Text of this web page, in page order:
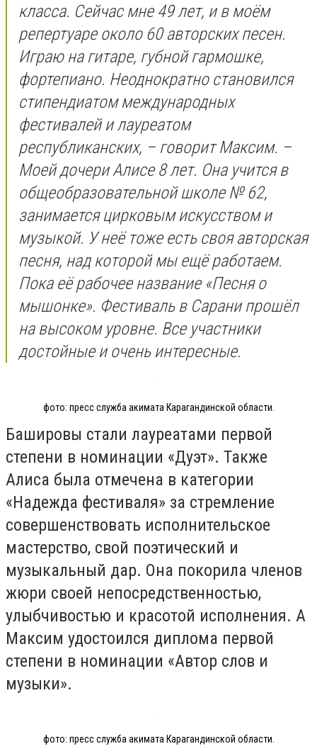
класса. Сейчас мне 49 лет, и в моём
репертуаре около 60 авторских песен.
Играю на гитаре, губной гармошке,
фортепиано. Неоднократно становился
стипендиатом международных
фестивалей и лауреатом
республиканских, – говорит Максим. –
Моей дочери Алисе 8 лет. Она учится в
общеобразовательной школе № 62,
занимается цирковым искусством и
музыкой. У неё тоже есть своя авторская
песня, над которой мы ещё работаем.
Пока её рабочее название «Песня о
мышонке». Фестиваль в Сарани прошёл
на высоком уровне. Все участники
достойные и очень интересные.
фото: пресс служба акимата Карагандинской области.
Башировы стали лауреатами первой
степени в номинации «Дуэт». Также
Алиса была отмечена в категории
«Надежда фестиваля» за стремление
совершенствовать исполнительское
мастерство, свой поэтический и
музыкальный дар. Она покорила членов
жюри своей непосредственностью,
улыбчивостью и красотой исполнения. А
Максим удостоился диплома первой
степени в номинации «Автор слов и
музыки».
фото: пресс служба акимата Карагандинской области.